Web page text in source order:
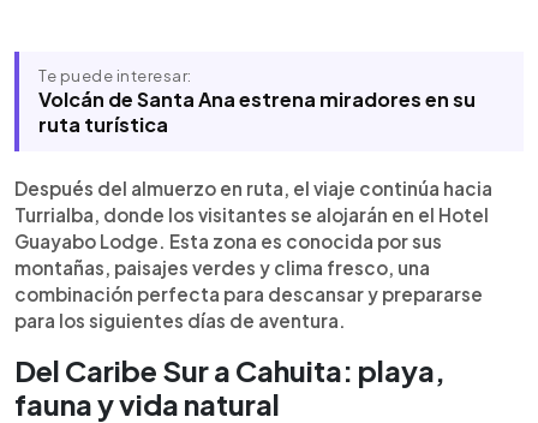
Te puede interesar:
Volcán de Santa Ana estrena miradores en su
ruta turística
Después del almuerzo en ruta, el viaje continúa hacia
Turrialba, donde los visitantes se alojarán en el Hotel
Guayabo Lodge. Esta zona es conocida por sus
montañas, paisajes verdes y clima fresco, una
combinación perfecta para descansar y prepararse
para los siguientes días de aventura.
Del Caribe Sur a Cahuita: playa,
fauna y vida natural